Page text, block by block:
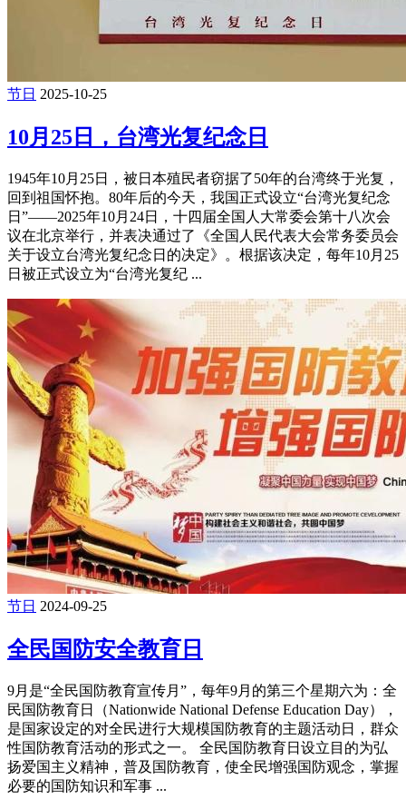
节日 2025-10-25
10月25日，台湾光复纪念日
1945年10月25日，被日本殖民者窃据了50年的台湾终于光复，
回到祖国怀抱。80年后的今天，我国正式设立“台湾光复纪念
日”——2025年10月24日，十四届全国人大常委会第十八次会
议在北京举行，并表决通过了《全国人民代表大会常务委员会
关于设立台湾光复纪念日的决定》。根据该决定，每年10月25
日被正式设立为“台湾光复纪 ...
节日 2024-09-25
全民国防安全教育日
9月是“全民国防教育宣传月”，每年9月的第三个星期六为：全
民国防教育日（Nationwide National Defense Education Day），
是国家设定的对全民进行大规模国防教育的主题活动日，群众
性国防教育活动的形式之一。 全民国防教育日设立目的为弘
扬爱国主义精神，普及国防教育，使全民增强国防观念，掌握
必要的国防知识和军事 ...